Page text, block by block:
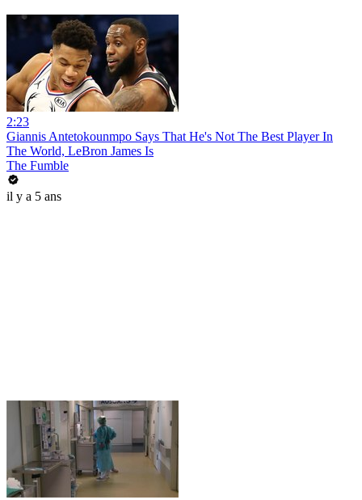
2:23
Giannis Antetokounmpo Says That He's Not The Best Player In
The World, LeBron James Is
The Fumble
il y a 5 ans